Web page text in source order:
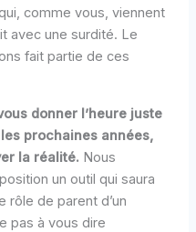
comme vous, viennent
avec une surdité. Le
fait partie de ces
donner l’heure juste
prochaines années,
la réalité. Nous
un outil qui saura
rôle de parent d’un
pas à vous dire